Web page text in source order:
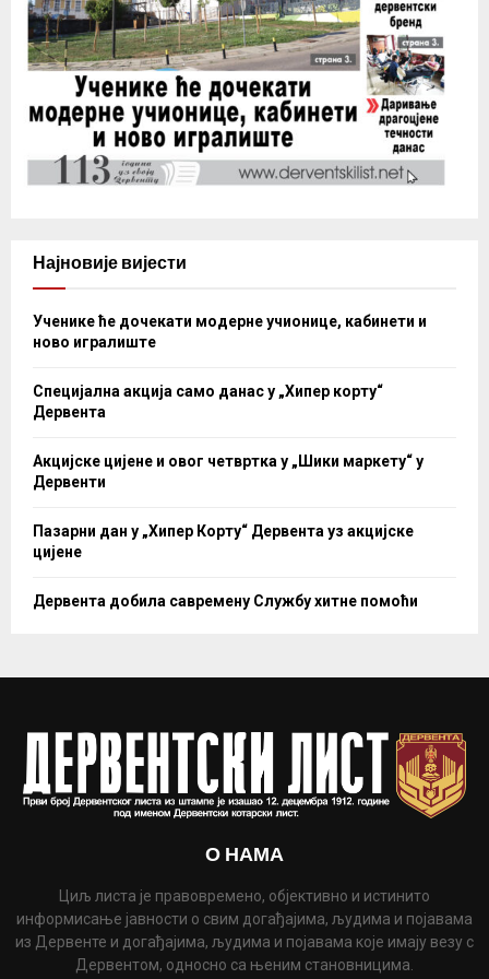
Најновије вијести
Ученике ће дочекати модерне учионице, кабинети и
ново игралиште
Специјална акција само данас у „Хипер корту“
Дервента
Акцијске цијене и овог четвртка у „Шики маркету“ у
Дервенти
Пазарни дан у „Хипер Корту“ Дервента уз акцијске
цијене
Дервента добила савремену Службу хитне помоћи
О НАМА
Циљ листа је правовремено, објективно и истинито
информисање јавности о свим догађајима, људима и појавама
из Дервенте и догађајима, људима и појавама које имају везу с
Дервентом, односно са њеним становницима.